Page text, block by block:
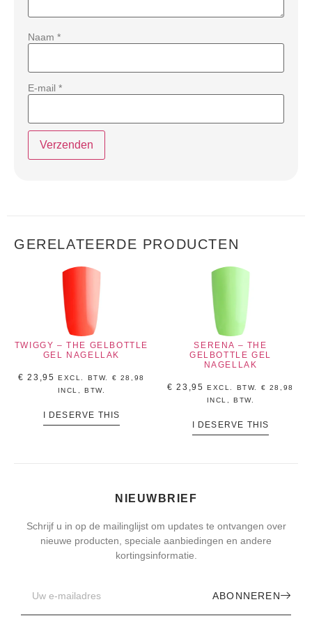
Naam *
E-mail *
GERELATEERDE PRODUCTEN
TWIGGY – THE GELBOTTLE
GEL NAGELLAK
€ 23,95 EXCL. BTW. € 28,98
INCL, BTW.
I DESERVE THIS
SERENA – THE
GELBOTTLE GEL
NAGELLAK
€ 23,95 EXCL. BTW. € 28,98
INCL, BTW.
I DESERVE THIS
NIEUWBRIEF
Schrijf u in op de mailinglijst om updates te ontvangen over
nieuwe producten, speciale aanbiedingen en andere
kortingsinformatie.
ABONNEREN